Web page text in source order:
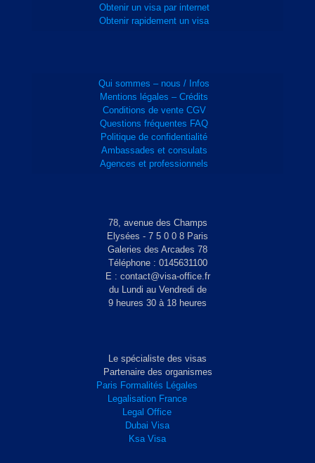
Obtenir un visa par internet
Obtenir rapidement un visa
Qui sommes – nous / Infos
Mentions légales – Crédits
Conditions de vente CGV
Questions fréquentes FAQ
Politique de confidentialité
Ambassades et consulats
Agences et professionnels
78, avenue des Champs
Elysées - 7 5 0 0 8 Paris
Galeries des Arcades 78
Téléphone : 0145631100
E : contact@visa-office.fr
du Lundi au Vendredi de
9 heures 30 à 18 heures
Le spécialiste des visas
Partenaire des organismes
Paris Formalités Légales
Legalisation France
Legal Office
Dubai Visa
Ksa Visa